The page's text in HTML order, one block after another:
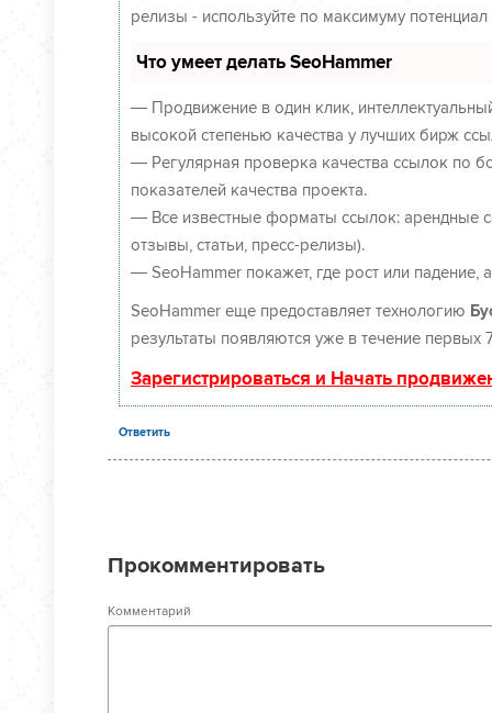
релизы - используйте по максимуму
Что умеет делать SeoHammer
— Продвижение в один клик,
высокой степенью качества у лучших бирж
— Регулярная проверка качества ссылок по
показателей качества проекта.
— Все известные форматы ссылок: арендные
отзывы, статьи, пресс-релизы).
— SeoHammer покажет, где рост или
SeoHammer еще предоставляет технологию
результаты появляются уже в течение первых
Зарегистрироваться и Начать
Ответить
Прокомментировать
Комментарий